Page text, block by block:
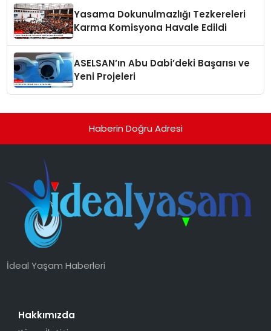
Yasama Dokunulmazlığı Tezkereleri
Karma Komisyona Havale Edildi
ASELSAN’ın Abu Dabi’deki Başarısı ve
Yeni Projeleri
Haberin Doğru Adresi
İdeal Yaşam Haberleri
Hakkımızda